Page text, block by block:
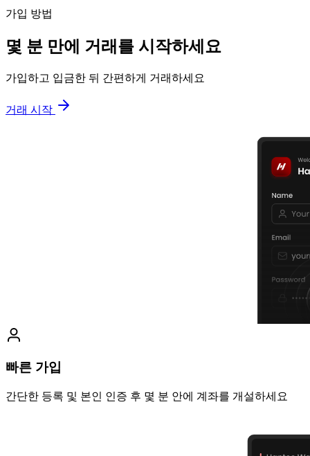
가입 방법
몇 분 만에 거래를 시작하세요
가입하고 입금한 뒤 간편하게 거래하세요
거래 시작
빠른 가입
간단한 등록 및 본인 인증 후 몇 분 안에 계좌를 개설하세요